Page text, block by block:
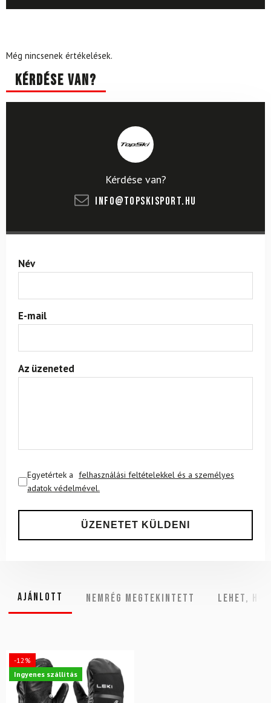
Még nincsenek értékelések.
Kérdése van?
Kérdése van?
info@topskisport.hu
Név
E-mail
Az üzeneted
Egyetértek a felhasználási feltételekkel és a személyes
adatok védelmével.
Ajánlott NEMRÉG MEGTEKINTETT Lehet,
-12%
Ingyenes szállítás